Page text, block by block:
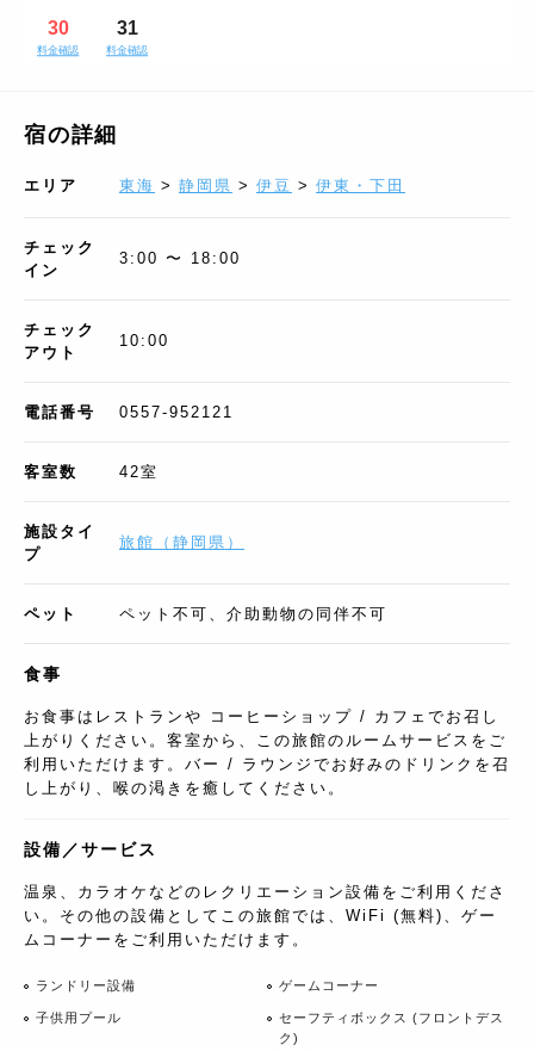
30
料金確認
31
料金確認
宿の詳細
エリア 東海 > 静岡県 > 伊豆 > 伊東・下田
チェック
イン
3:00 〜 18:00
チェック
アウト
10:00
電話番号 0557-952121
客室数 42室
施設タイ
プ
旅館 （ 静岡県 ）
ペット ペット不可、介助動物の同伴不可
食事
お食事はレストランや コーヒーショップ / カフェでお召し
上がりください。客室から、この旅館のルームサービスをご
利用いただけます。バー / ラウンジでお好みのドリンクを召
し上がり、喉の渇きを癒してください。
設備／サービス
温泉、カラオケなどのレクリエーション設備をご利用くださ
い。その他の設備としてこの旅館では、WiFi (無料)、ゲー
ムコーナーをご利用いただけます。
ランドリー設備 ゲームコーナー
子供用プール
セーフティボックス (フロントデス
ク)